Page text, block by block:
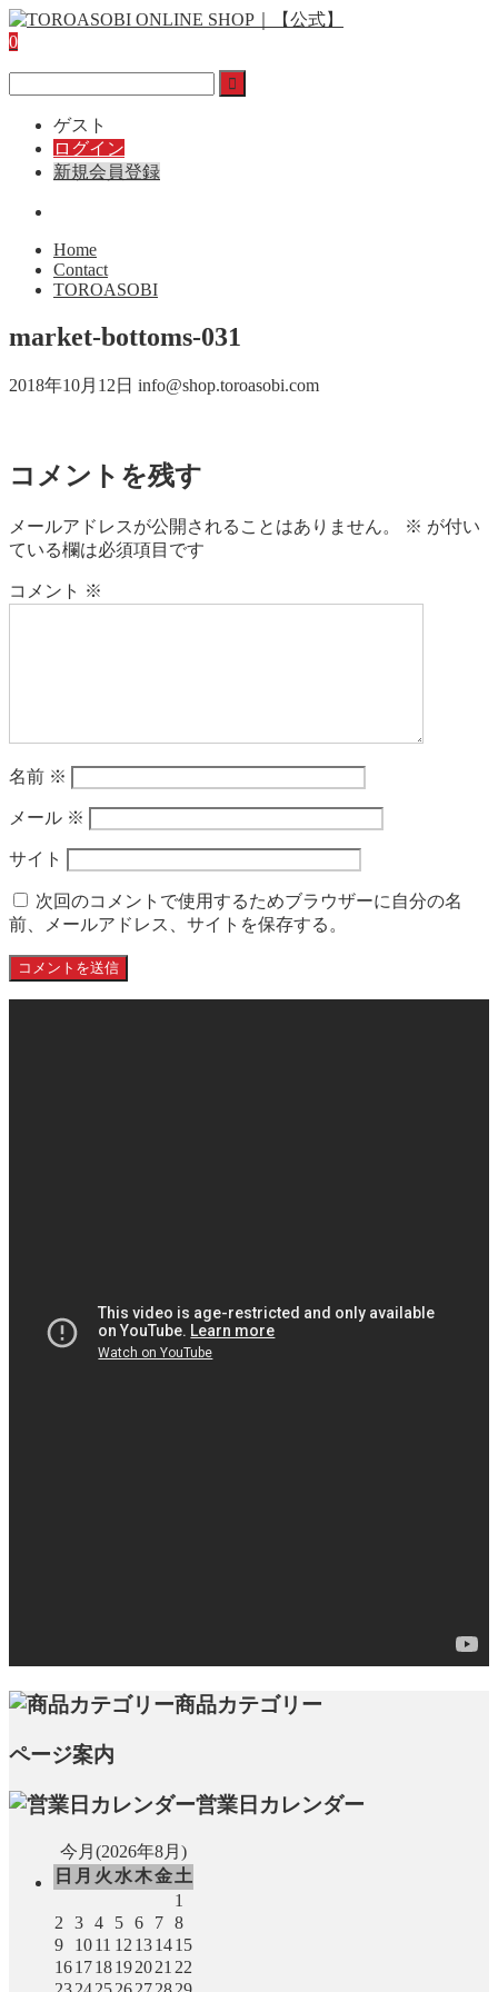
0
ゲスト
ログイン
新規会員登録
Home
Contact
TOROASOBI
market-bottoms-031
2018年10月12日 info@shop.toroasobi.com
コメントを残す
メールアドレスが公開されることはありません。 ※ が付い
ている欄は必須項目です
コメント ※
名前 ※
メール ※
サイト
次回のコメントで使用するためブラウザーに自分の名
前、メールアドレス、サイトを保存する。
商品カテゴリー
ページ案内
営業日カレンダー
今月(2026年8月)
日 月 火 水木金土
1
2
3 4 5 6 7 8
9
1011 12 131415
161718192021 22